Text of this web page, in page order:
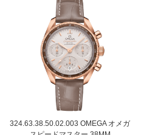
324.63.38.50.02.003 OMEGA オメガ